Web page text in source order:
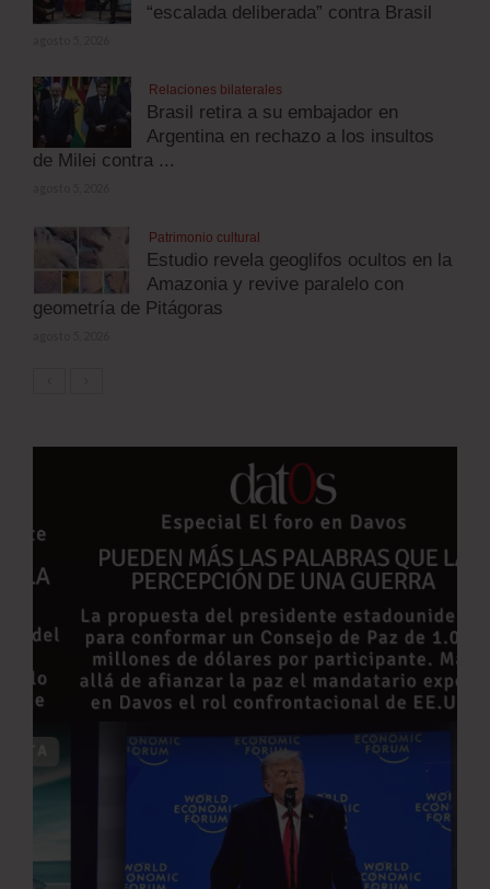
“escalada deliberada” contra Brasil
Relaciones bilaterales
Brasil retira a su embajador en
Argentina en rechazo a los insultos
de Milei contra ...
Patrimonio cultural
Estudio revela geoglifos ocultos en la
Amazonia y revive paralelo con
geometría de Pitágoras